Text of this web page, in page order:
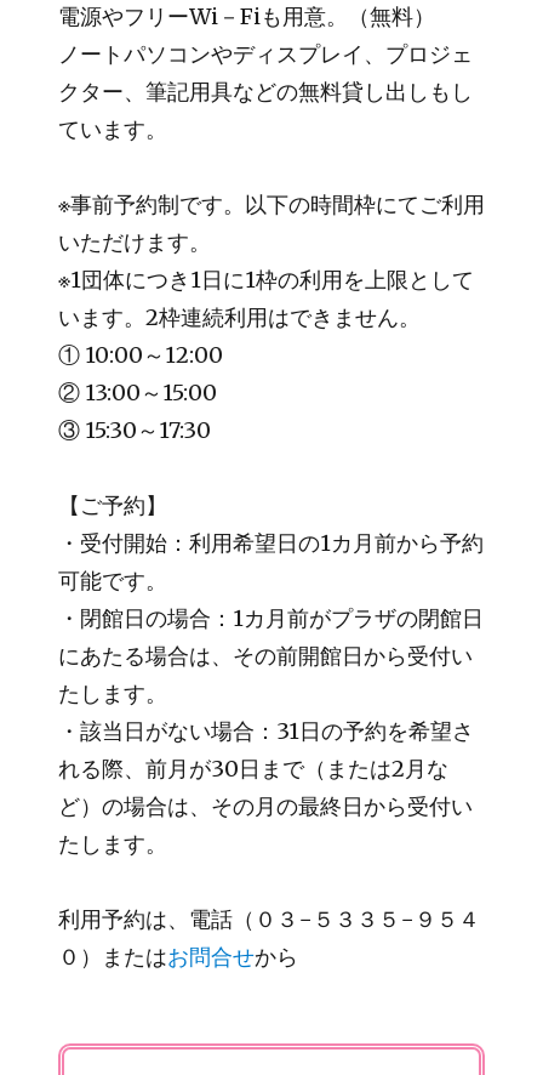
電源やフリーWi－Fiも用意。（無料）
ノートパソコンやディスプレイ、プロジェ
クター、筆記用具などの無料貸し出しもし
ています。
※事前予約制です。以下の時間枠にてご利用
いただけます。
※1団体につき1日に1枠の利用を上限として
います。2枠連続利用はできません。
① 10:00～12:00
② 13:00～15:00
③ 15:30～17:30
【ご予約】
・受付開始：利用希望日の1カ月前から予約
可能です。
・閉館日の場合：1カ月前がプラザの閉館日
にあたる場合は、その前開館日から受付い
たします。
・該当日がない場合：31日の予約を希望さ
れる際、前月が30日まで（または2月な
ど）の場合は、その月の最終日から受付い
たします。
利用予約は、電話（０３−５３３５−９５４
０）またはお問合せから